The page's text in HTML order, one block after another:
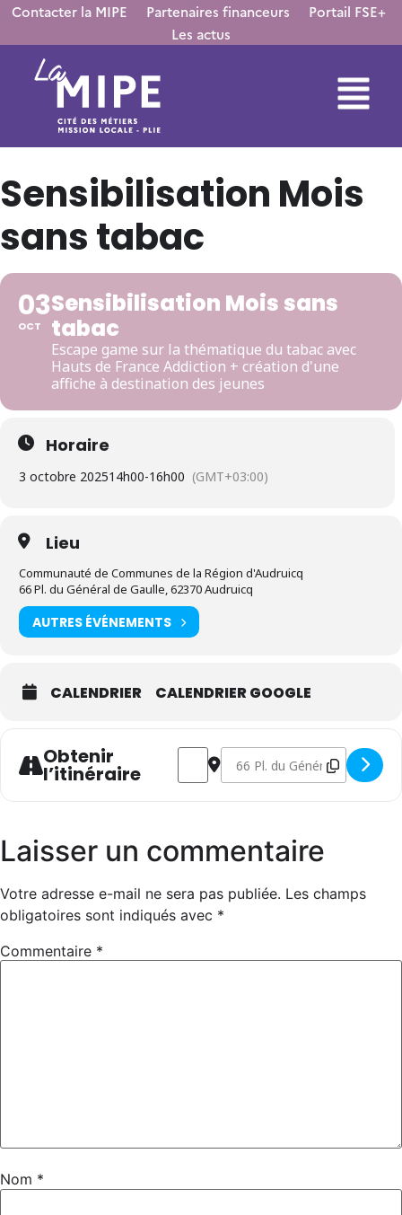
Contacter la MIPE Partenaires financeurs
Portail FSE+
Les actus
Sensibilisation Mois
sans tabac
03
OCT
Sensibilisation Mois sans
tabac
Escape game sur la thématique du tabac avec
Hauts de France Addiction + création d'une
affiche à destination des jeunes
Horaire
3 octobre 202514h00-16h00 (GMT+03:00)
Lieu
Communauté de Communes de la Région d'Audruicq
66 Pl. du Général de Gaulle, 62370 Audruicq
AUTRES ÉVÉNEMENTS
CALENDRIER CALENDRIER GOOGLE
Obtenir
l’itinéraire
Address - Sensibilisation Mois sans
Destination Address -
Laisser un commentaire
Votre adresse e-mail ne sera pas publiée. Les champs
obligatoires sont indiqués avec *
Commentaire *
Nom *